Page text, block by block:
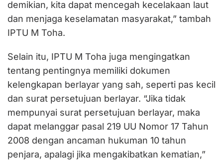
demikian, kita dapat mencegah kecelakaan laut
dan menjaga keselamatan masyarakat,” tambah
IPTU M Toha.
Selain itu, IPTU M Toha juga mengingatkan
tentang pentingnya memiliki dokumen
kelengkapan berlayar yang sah, seperti pas kecil
dan surat persetujuan berlayar. “Jika tidak
mempunyai surat persetujuan berlayar, maka
dapat melanggar pasal 219 UU Nomor 17 Tahun
2008 dengan ancaman hukuman 10 tahun
penjara, apalagi jika mengakibatkan kematian,”